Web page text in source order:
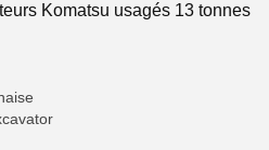
Komatsu usagés 13 tonnes